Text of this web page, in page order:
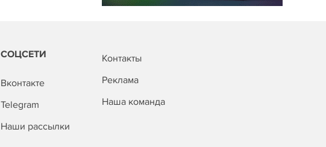
СОЦСЕТИ
Вконтакте
Telegram
Наши рассылки
Контакты
Реклама
Наша команда